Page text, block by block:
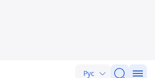
Рус